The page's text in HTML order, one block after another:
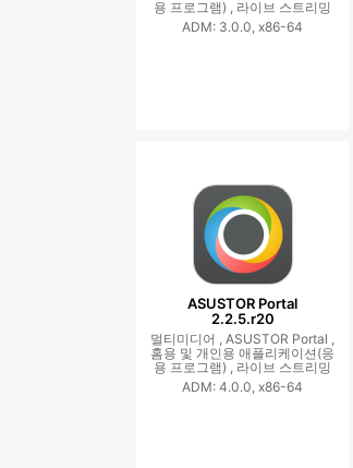
용 프로그램) , 라이브 스트리밍
ADM: 3.0.0, x86-64
ASUSTOR Portal
2.2.5.r20
멀티미디어 ,ASUSTOR Portal ,
홈용 및 개인용 애플리케이션(응
용 프로그램) , 라이브 스트리밍
ADM: 4.0.0, x86-64